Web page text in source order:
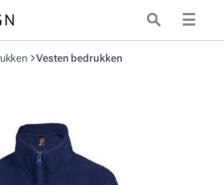
☰
Vesten bedrukken